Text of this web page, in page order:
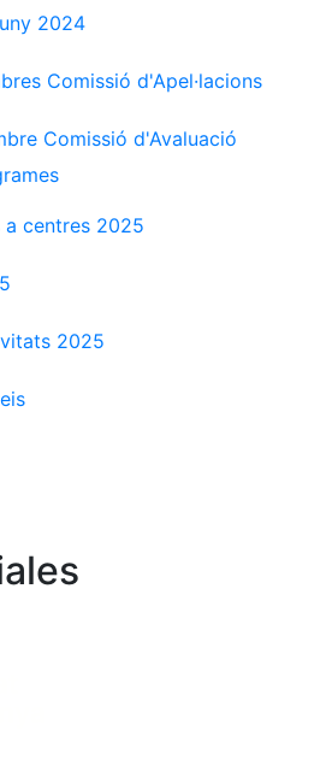
2024
Comissió d'Apel·lacions
Comissió d'Avaluació
centres 2025
2025
al nostre canal de Twitter